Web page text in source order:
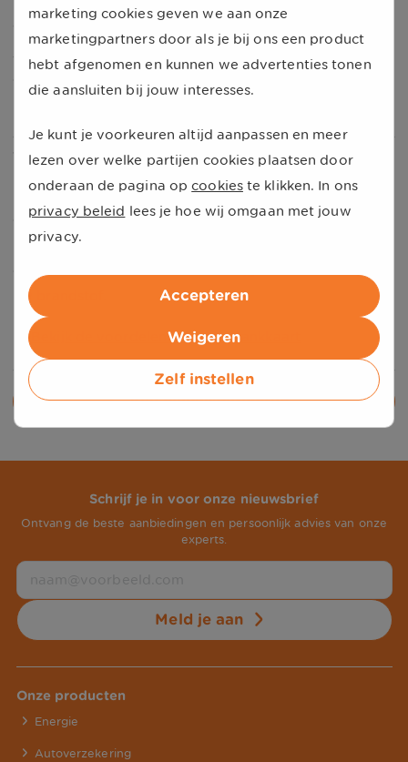
sterkste stijging op één dag ooit was op 10 maart 2022,
Tanken met korting
Pomphouders mogen afwijken van de adviesprijzen van
de grote olieproducenten. Vaak zijn het de tankstations
langs de snelweg die de hoogste prijzen hanteren. Met
uw brandstof.
Bekijk de voordelen van onze tankkaart
Alle nieuwsberichten
Schrijf je in voor onze nieuwsbrief
Ontvang de beste aanbiedingen en persoonlijk advies van onze
experts.
Meld je aan
Onze producten
Energie
Autoverzekering
marketing cookies geven we aan onze
marketingpartners door als je bij ons een product
hebt afgenomen en kunnen we advertenties tonen
die aansluiten bij jouw interesses.
Je kunt je voorkeuren altijd aanpassen en meer
lezen over welke partijen cookies plaatsen door
onderaan de pagina op cookies te klikken. In ons
privacy beleid lees je hoe wij omgaan met jouw
privacy.
Accepteren
Weigeren
Zelf instellen